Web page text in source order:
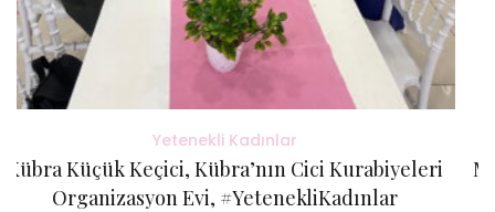
Yetenekli Kadınlar
Mücella Yörük, @nilatasarimatolyesi, Yetenekli
Kadınlar